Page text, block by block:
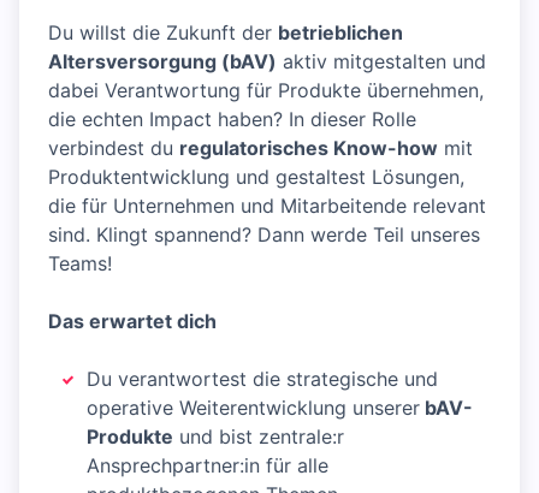
Du willst die Zukunft der betrieblichen
Altersversorgung (bAV) aktiv mitgestalten und
dabei Verantwortung für Produkte übernehmen,
die echten Impact haben? In dieser Rolle
verbindest du regulatorisches Know-how mit
Produktentwicklung und gestaltest Lösungen,
die für Unternehmen und Mitarbeitende relevant
sind. Klingt spannend? Dann werde Teil unseres
Teams!
Das erwartet dich
Du verantwortest die strategische und
operative Weiterentwicklung unserer bAV-
Produkte und bist zentrale:r
Ansprechpartner:in für alle